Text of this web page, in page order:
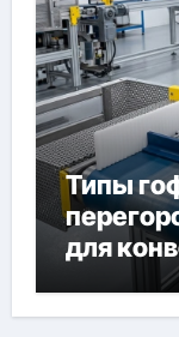
Типы
для